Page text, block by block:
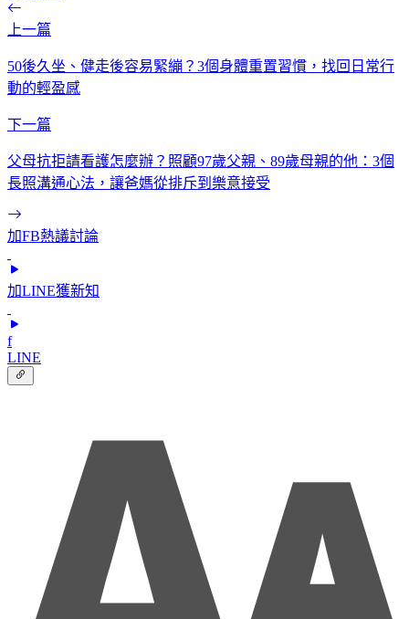
上一篇
50後久坐、健走後容易緊繃？3個身體重置習慣，找回日常行
動的輕盈感
下一篇
父母抗拒請看護怎麼辦？照顧97歲父親、89歲母親的他：3個
長照溝通心法，讓爸媽從排斥到樂意接受
加FB熱議討論
加LINE獲新知
f
LINE